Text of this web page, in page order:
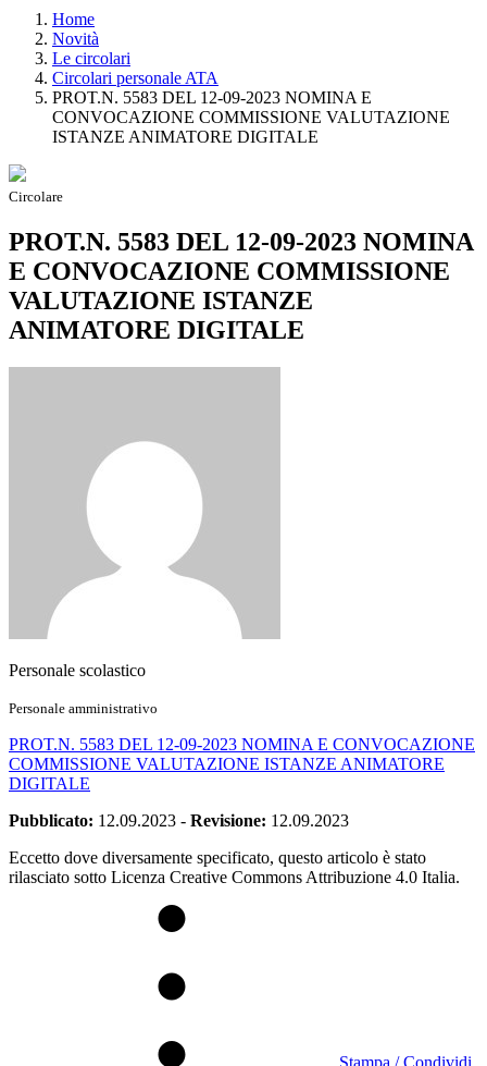
Home
Novità
Le circolari
Circolari personale ATA
PROT.N. 5583 DEL 12-09-2023 NOMINA E
CONVOCAZIONE COMMISSIONE VALUTAZIONE
ISTANZE ANIMATORE DIGITALE
Circolare
PROT.N. 5583 DEL 12-09-2023 NOMINA
E CONVOCAZIONE COMMISSIONE
VALUTAZIONE ISTANZE
ANIMATORE DIGITALE
Personale scolastico
Personale amministrativo
PROT.N. 5583 DEL 12-09-2023 NOMINA E CONVOCAZIONE
COMMISSIONE VALUTAZIONE ISTANZE ANIMATORE
DIGITALE
Pubblicato: 12.09.2023 - Revisione: 12.09.2023
Eccetto dove diversamente specificato, questo articolo è stato
rilasciato sotto Licenza Creative Commons Attribuzione 4.0 Italia.
Stampa / Condividi